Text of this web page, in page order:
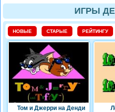
ИГРЫ
НОВЫЕ СТАРЫЕ РЕЙТИНГУ
Том и Джерри на Денди